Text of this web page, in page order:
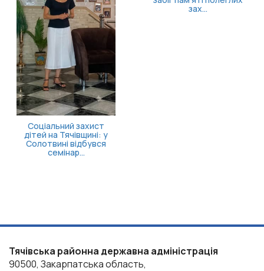
Тячівська районна державна адміністрація
90500, Закарпатська область,